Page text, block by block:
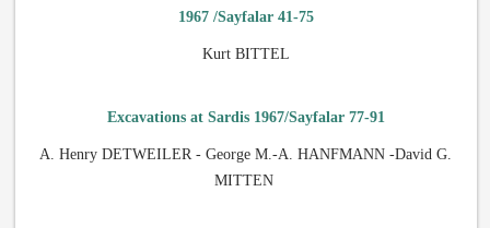
1967 /Sayfalar 41-75
Kurt BITTEL
Excavations at Sardis 1967/Sayfalar 77-91
A. Henry DETWEILER - George M.-A. HANFMANN -David G.
MITTEN